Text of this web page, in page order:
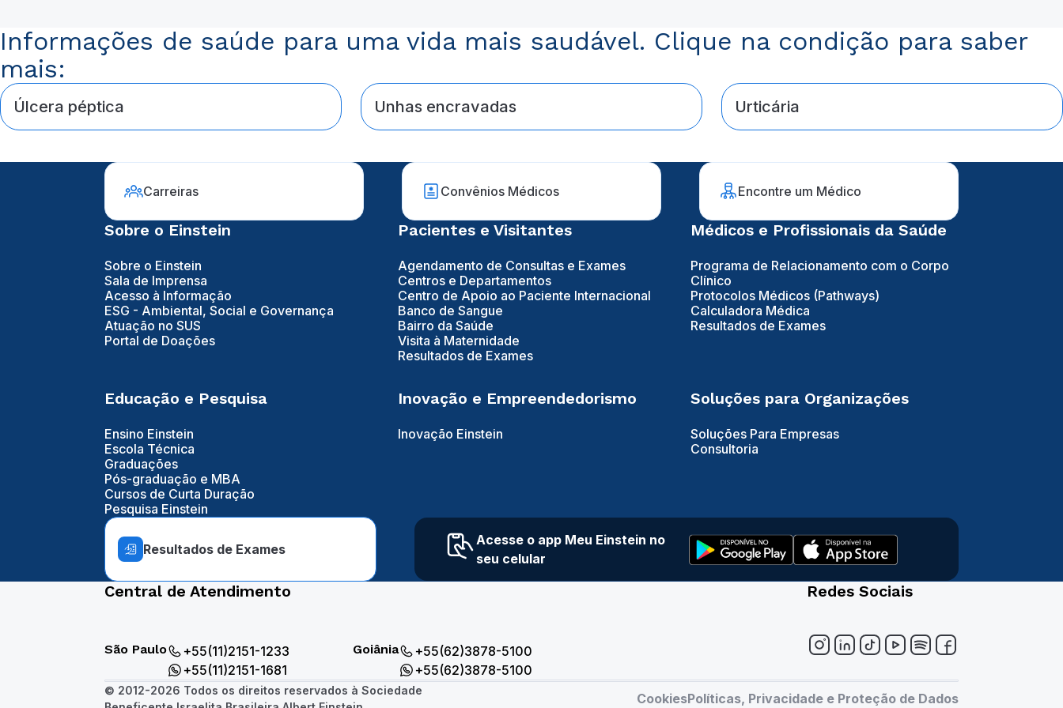
Informações de saúde para uma vida mais saudável. Clique na condição para saber
mais:
Úlcera péptica Unhas encravadas Urticária
Carreiras Convênios Médicos Encontre um Médico
Sobre o Einstein
Sobre o Einstein
Sala de Imprensa
Acesso à Informação
ESG - Ambiental, Social e Governança
Atuação no SUS
Portal de Doações
Pacientes e Visitantes
Agendamento de Consultas e Exames
Centros e Departamentos
Centro de Apoio ao Paciente Internacional
Banco de Sangue
Bairro da Saúde
Visita à Maternidade
Resultados de Exames
Médicos e Profissionais da Saúde
Programa de Relacionamento com o Corpo
Clínico
Protocolos Médicos (Pathways)
Calculadora Médica
Resultados de Exames
Educação e Pesquisa
Ensino Einstein
Escola Técnica
Graduações
Pós-graduação e MBA
Cursos de Curta Duração
Pesquisa Einstein
Inovação e Empreendedorismo
Inovação Einstein
Soluções para Organizações
Soluções Para Empresas
Consultoria
Resultados de Exames
Acesse o app Meu Einstein no
seu celular
Central de Atendimento
São Paulo
+55(11)2151-1233
+55(11)2151-1681
Goiânia
+55(62)3878-5100
+55(62)3878-5100
Redes Sociais
© 2012-2026 Todos os direitos reservados à Sociedade
CookiesPolíticas, Privacidade e Proteção de Dados